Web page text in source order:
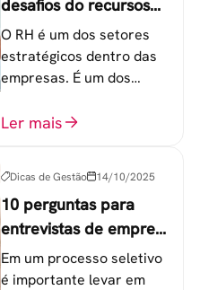
desafios do recursos
humanos em uma
empresa
O RH é um dos setores
estratégicos dentro das
empresas. É um dos
o atingimento das metas
Ler mais
Dicas de Gestão 14/10/2025
10 perguntas para
entrevistas de emprego
que recrutadores não
devem fazer
Em um processo seletivo
é importante levar em